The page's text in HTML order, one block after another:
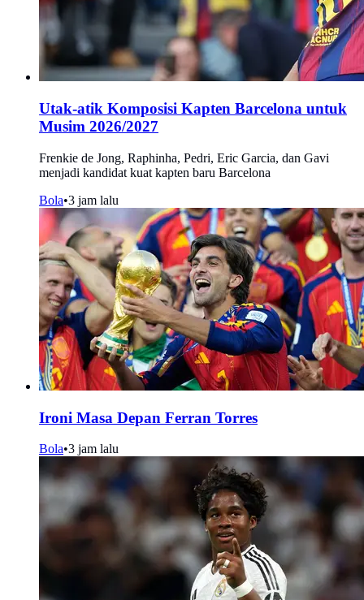
Utak-atik Komposisi Kapten Barcelona untuk
Musim 2026/2027
Frenkie de Jong, Raphinha, Pedri, Eric Garcia, dan Gavi
menjadi kandidat kuat kapten baru Barcelona
Bola•3 jam lalu
Ironi Masa Depan Ferran Torres
Bola•3 jam lalu